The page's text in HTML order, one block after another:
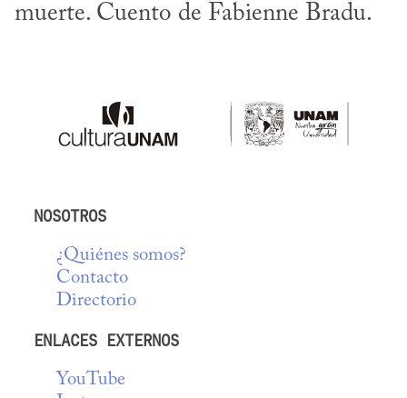
muerte. Cuento de Fabienne Bradu.
NOSOTROS
¿Quiénes somos?
Contacto
Directorio
ENLACES EXTERNOS
YouTube